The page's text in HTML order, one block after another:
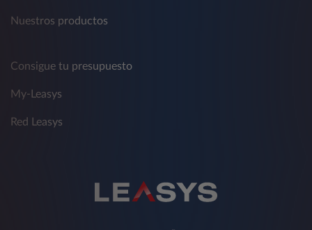
Nuestros productos
Consigue tu presupuesto
My-Leasys
Red Leasys